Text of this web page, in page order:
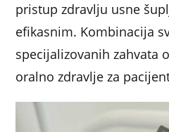
pristup zdravlju usne
efikasnim. Kombinacija
specijalizovanih zahvata
oralno zdravlje za